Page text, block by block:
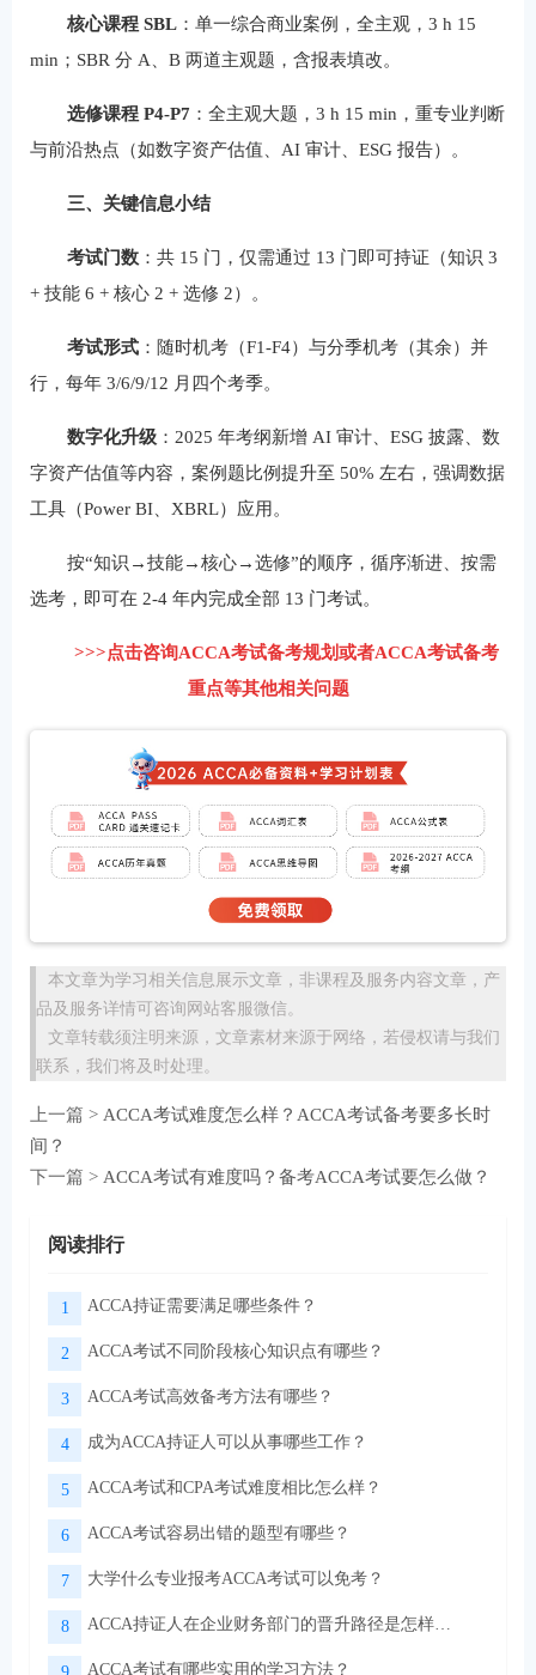
核心课程 SBL：单一综合商业案例，全主观，3 h 15
min；SBR 分 A、B 两道主观题，含报表填改。
选修课程 P4-P7 ：全主观大题，3 h 15 min，重专业判断
与前沿热点（如数字资产估值、AI 审计、ESG 报告）。
三、关键信息小结
考试门数：共 15 门，仅需通过 13 门即可持证（知识 3
+ 技能 6 + 核心 2 + 选修 2）。
考试形式：随时机考（F1-F4）与分季机考（其余）并
行，每年 3/6/9/12 月四个考季。
数字化升级：2025 年考纲新增 AI 审计、ESG 披露、数
字资产估值等内容，案例题比例提升至 50% 左右，强调数据
工具（Power BI、XBRL）应用。
按“知识→技能→核心→选修”的顺序，循序渐进、按需
选考，即可在 2-4 年内完成全部 13 门考试。
>>>点击咨询ACCA考试备考规划或者ACCA考试备考
重点等其他相关问题
本文章为学习相关信息展示文章，非课程及服务内容文章，产
品及服务详情可咨询网站客服微信。
文章转载须注明来源，文章素材来源于网络，若侵权请与我们
联系，我们将及时处理。
上一篇 > ACCA考试难度怎么样？ACCA考试备考要多长时
间？
下一篇 > ACCA考试有难度吗？备考ACCA考试要怎么做？
阅读排行
1 ACCA持证需要满足哪些条件？
2 ACCA考试不同阶段核心知识点有哪些？
3 ACCA考试高效备考方法有哪些？
4 成为ACCA持证人可以从事哪些工作？
5 ACCA考试和CPA考试难度相比怎么样？
6 ACCA考试容易出错的题型有哪些？
7 大学什么专业报考ACCA考试可以免考？
8 ACCA持证人在企业财务部门的晋升路径是怎样的？
ACCA考试有哪些实用的学习方法？